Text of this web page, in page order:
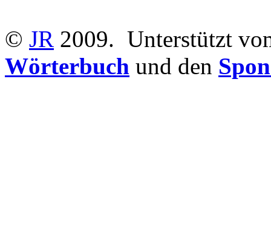
© JR 2009. Unterstützt
Wörterbuch und den